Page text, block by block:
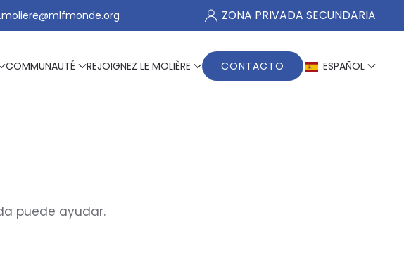
ZONA PRIVADA SECUNDARIA
COMMUNAUTÉ REJOIGNEZ LE MOLIÈRE CONTACTO ESPAÑOL
puede ayudar.